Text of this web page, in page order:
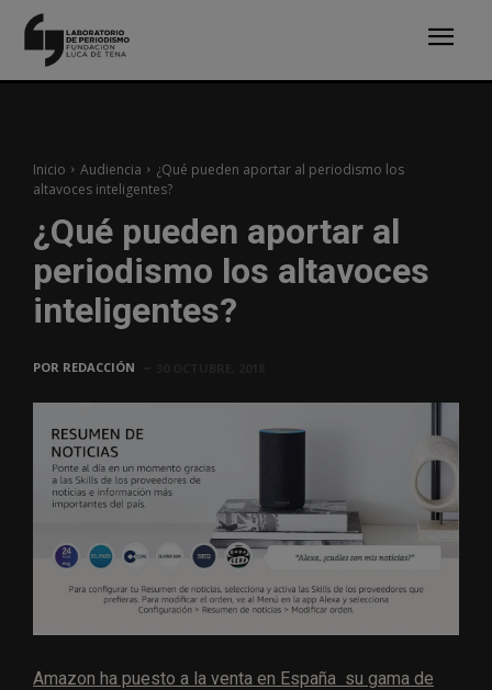
Inicio Audiencia
¿Qué pueden aportar al periodismo los
altavoces inteligentes?
¿Qué pueden aportar al
periodismo los altavoces
inteligentes?
POR REDACCIÓN
Amazon ha puesto a la venta en España su gama de